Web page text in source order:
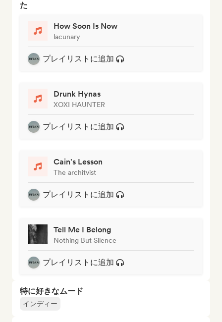
た
How Soon Is Now
lacunary
プレイリストに追加
Drunk Hynas
XOXI HAUNTER
プレイリストに追加
Cain's Lesson
The architvist
プレイリストに追加
Tell Me I Belong
Nothing But Silence
プレイリストに追加
特に好きなムード
インディー